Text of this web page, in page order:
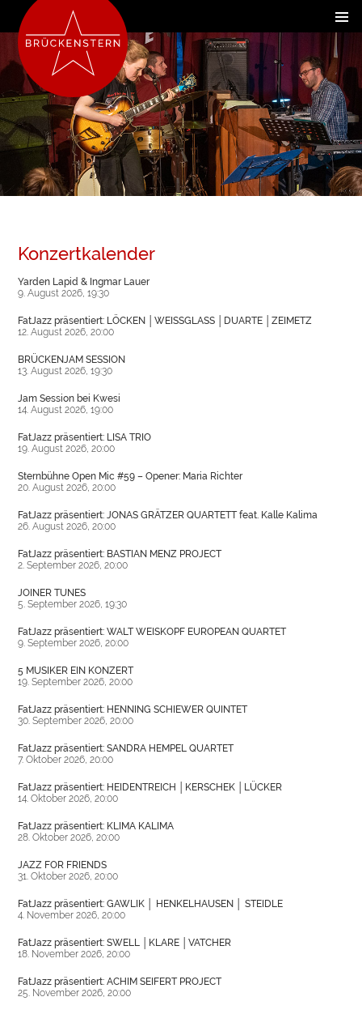
Konzertkalender
Yarden Lapid & Ingmar Lauer
9. August 2026, 19:30
FatJazz präsentiert: LÖCKEN │WEISSGLASS │DUARTE │ZEIMETZ
12. August 2026, 20:00
BRÜCKENJAM SESSION
13. August 2026, 19:30
Jam Session bei Kwesi
14. August 2026, 19:00
FatJazz präsentiert: LISA TRIO
19. August 2026, 20:00
Sternbühne Open Mic #59 – Opener: Maria Richter
20. August 2026, 20:00
FatJazz präsentiert: JONAS GRÄTZER QUARTETT feat. Kalle Kalima
26. August 2026, 20:00
FatJazz präsentiert: BASTIAN MENZ PROJECT
2. September 2026, 20:00
JOINER TUNES
5. September 2026, 19:30
FatJazz präsentiert: WALT WEISKOPF EUROPEAN QUARTET
9. September 2026, 20:00
5 MUSIKER EIN KONZERT
19. September 2026, 20:00
FatJazz präsentiert: HENNING SCHIEWER QUINTET
30. September 2026, 20:00
FatJazz präsentiert: SANDRA HEMPEL QUARTET
7. Oktober 2026, 20:00
FatJazz präsentiert: HEIDENTREICH │KERSCHEK │LÜCKER
14. Oktober 2026, 20:00
FatJazz präsentiert: KLIMA KALIMA
28. Oktober 2026, 20:00
JAZZ FOR FRIENDS
31. Oktober 2026, 20:00
FatJazz präsentiert: GAWLIK │ HENKELHAUSEN │ STEIDLE
4. November 2026, 20:00
FatJazz präsentiert: SWELL │KLARE │VATCHER
18. November 2026, 20:00
FatJazz präsentiert: ACHIM SEIFERT PROJECT
25. November 2026, 20:00